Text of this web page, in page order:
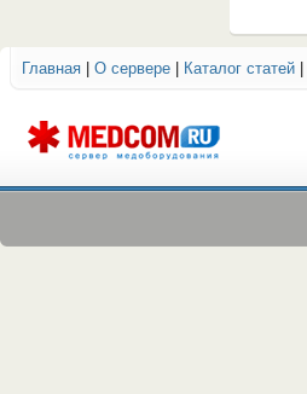
ОБОРУДОВАНИЯ МЕДКОМ
Главная О сервере Каталог статей